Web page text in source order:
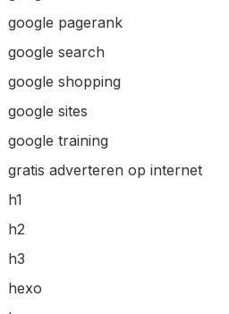
google pagerank
google search
google shopping
google sites
google training
gratis adverteren op internet
h1
h2
h3
hexo